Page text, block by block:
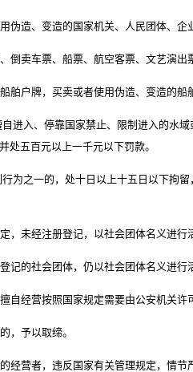
用伪造、变造的国家机关、人民团体、
、倒卖车票、船票、航空客票、文艺演
船舶户牌，买卖或者使用伪造、变造的
自进入、停靠国家禁止、限制进入的水
处五百元以上一千元以下罚款。
行为之一的，处十日以上十五日以下拘
定，未经注册登记，以社会团体名义进
登记的社会团体，仍以社会团体名义进行
擅自经营按照国家规定需要由公安机关许
，予以取缔。
经营者，违反国家有关管理规定，情